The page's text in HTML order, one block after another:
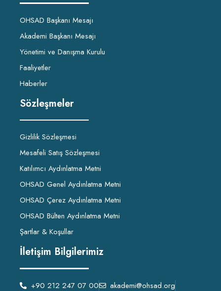
OHSAD Başkanı Mesajı
Akademi Başkanı Mesajı
Yönetimi ve Danışma Kurulu
Faaliyetler
Haberler
Sözleşmeler
Gizlilik Sözleşmesi
Mesafeli Satış Sözleşmesi
Katılımcı Aydınlatma Metni
OHSAD Genel Aydınlatma Metni
OHSAD Çerez Aydınlatma Metni
OHSAD Bülten Aydınlatma Metni
Şartlar & Koşullar
İletişim Bilgilerimiz
+90 212 247 07 00
akademi@ohsad.org